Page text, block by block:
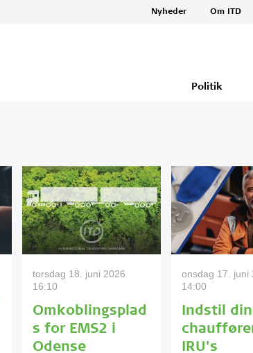
Nyheder Om ITD
Politik
torsdag 18. juni 2026
16:10
Omkoblingsplad
s for EMS2 i
Odense
onsdag 17. juni
14:00
Indstil
IRU’s